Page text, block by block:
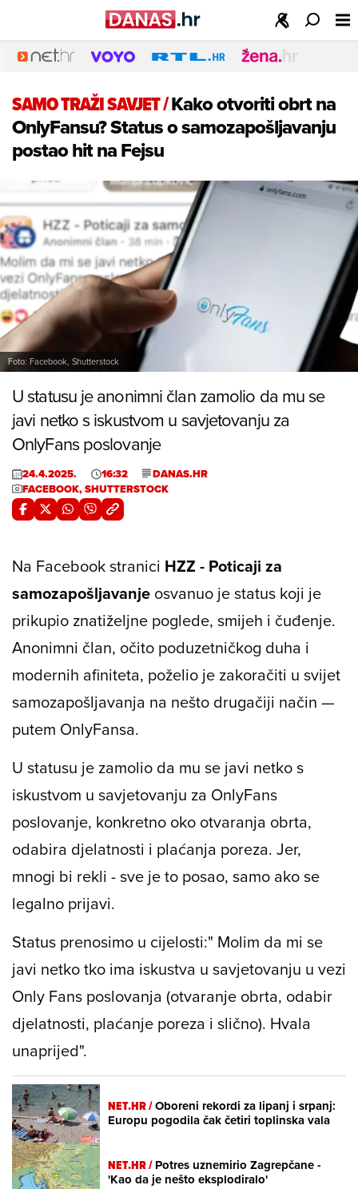
SAMO TRAŽI SAVJET/Kako otvoriti obrt na
OnlyFansu? Status o samozapošljavanju
postao hit na Fejsu
Foto: Facebook, Shutterstock
U statusu je anonimni član zamolio da mu se
javi netko s iskustvom u savjetovanju za
OnlyFans poslovanje
24.4.2025. 16:32
DANAS.HR
FACEBOOK, SHUTTERSTOCK
Na Facebook stranici HZZ - Poticaji za
samozapošljavanje osvanuo je status koji je
prikupio znatiželjne poglede, smijeh i čuđenje.
Anonimni član, očito poduzetničkog duha i
modernih afiniteta, poželio je zakoračiti u svijet
samozapošljavanja na nešto drugačiji način —
putem OnlyFansa.
U statusu je zamolio da mu se javi netko s
iskustvom u savjetovanju za OnlyFans
poslovanje, konkretno oko otvaranja obrta,
odabira djelatnosti i plaćanja poreza. Jer,
mnogi bi rekli - sve je to posao, samo ako se
legalno prijavi.
Status prenosimo u cijelosti:" Molim da mi se
javi netko tko ima iskustva u savjetovanju u vezi
Only Fans poslovanja (otvaranje obrta, odabir
djelatnosti, plaćanje poreza i slično). Hvala
unaprijed".
NET.HR /Oboreni rekordi za lipanj i srpanj:
Europu pogodila čak četiri toplinska vala
NET.HR /Potres uznemirio Zagrepčane -
'Kao da je nešto eksplodiralo'